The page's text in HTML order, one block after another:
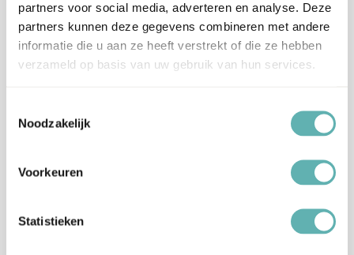
partners voor social media, adverteren en analyse. Deze
partners kunnen deze gegevens combineren met andere
informatie die u aan ze heeft verstrekt of die ze hebben
verzameld op basis van uw gebruik van hun services.
Noodzakelijk
Voorkeuren
Statistieken
Merk FunCakes
Inhoud 250g
Suiker, gehydrogeneerd plantaardige vet
(palmpit), melkpoeder (mager), emulgator: